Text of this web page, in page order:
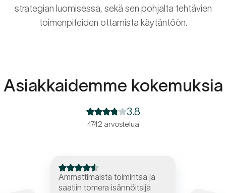
strategian luomisessa, sekä sen pohjalta tehtävien
toimenpiteiden ottamista käytäntöön.
Asiakkaidemme kokemuksia
3.8
4742 arvostelua
Ammattimaista toimintaa ja
saatiin tomera isännöitsijä